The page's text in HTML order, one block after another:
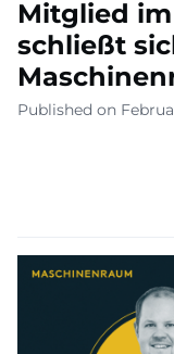
Mitglied
schließt
Published on